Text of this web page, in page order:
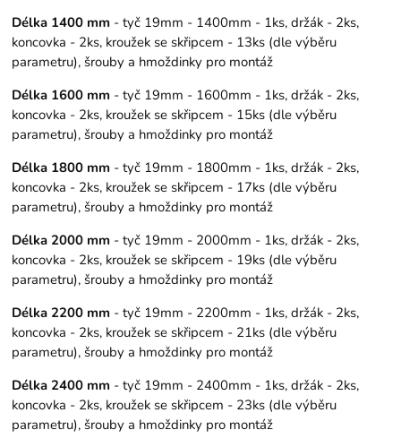
Délka 1400 mm - tyč 19mm - 1400mm - 1ks, držák - 2ks,
koncovka - 2ks, kroužek se skřipcem - 13ks (dle výběru
parametru), šrouby a hmoždinky pro montáž
Délka 1600 mm - tyč 19mm - 1600mm - 1ks, držák - 2ks,
koncovka - 2ks, kroužek se skřipcem - 15ks (dle výběru
parametru), šrouby a hmoždinky pro montáž
Délka 1800 mm - tyč 19mm - 1800mm - 1ks, držák - 2ks,
koncovka - 2ks, kroužek se skřipcem - 17ks (dle výběru
parametru), šrouby a hmoždinky pro montáž
Délka 2000 mm - tyč 19mm - 2000mm - 1ks, držák - 2ks,
koncovka - 2ks, kroužek se skřipcem - 19ks (dle výběru
parametru), šrouby a hmoždinky pro montáž
Délka 2200 mm - tyč 19mm - 2200mm - 1ks, držák - 2ks,
koncovka - 2ks, kroužek se skřipcem - 21ks (dle výběru
parametru), šrouby a hmoždinky pro montáž
Délka 2400 mm - tyč 19mm - 2400mm - 1ks, držák - 2ks,
koncovka - 2ks, kroužek se skřipcem - 23ks (dle výběru
parametru), šrouby a hmoždinky pro montáž